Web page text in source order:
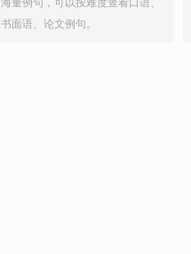
海量例句，可以按难度查看口语、
书面语、论文例句。